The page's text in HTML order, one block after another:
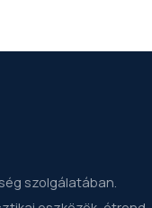
szolgálatában.